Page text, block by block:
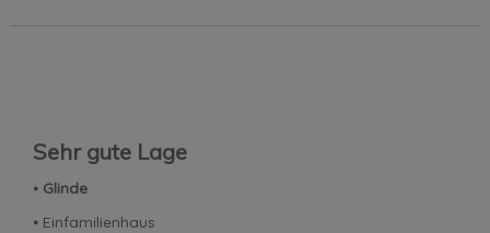
Sehr gute Lage
⦁ Glinde
⦁ Einfamilienhaus